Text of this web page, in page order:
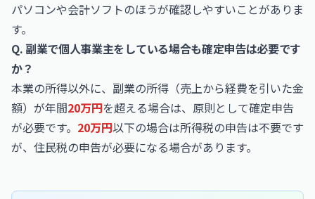
パソコンや会計ソフトのほうが確認しやすいことがありま
す。
Q. 副業で個人事業主をしている場合も確定申告は必要です
か？
本業の所得以外に、副業の所得（売上から経費を引いた金
額）が年間20万円を超える場合は、原則として確定申告
が必要です。 20万円以下の場合は所得税の申告は不要です
が、住民税の申告が必要になる場合があります。